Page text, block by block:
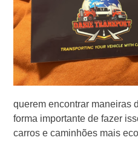
querem encontrar maneiras
forma importante de fazer
carros e caminhões mais